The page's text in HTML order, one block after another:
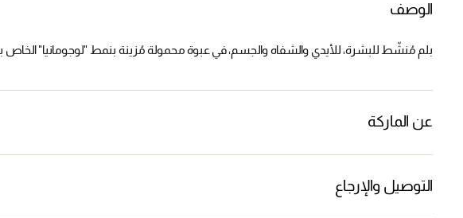
الوصف
بلم مُنشّط للبشرة، للأيدي والشفاه والجسم، في عبوة محمولة مُزينة بنمط "لوجومانيا" الخاص بـ Dior.
عن الماركة
التوصيل والإرجاع